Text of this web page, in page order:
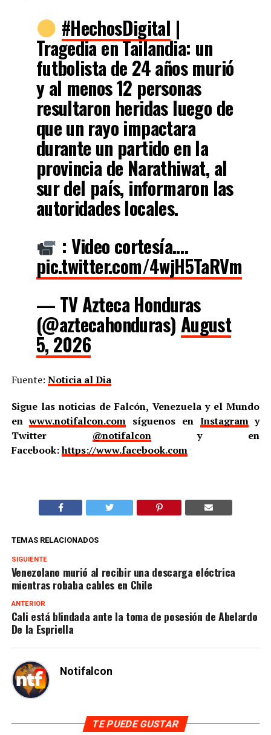
#HechosDigital |
Tragedia en Tailandia: un
futbolista de 24 años murió
y al menos 12 personas
resultaron heridas luego de
que un rayo impactara
durante un partido en la
provincia de Narathiwat, al
sur del país, informaron las
autoridades locales.
: Video cortesía.…
pic.twitter.com/4wjH5TaRVm
— TV Azteca Honduras
(@aztecahonduras) August
5, 2026
Fuente: Noticia al Dia
Sigue las noticias de Falcón, Venezuela y el Mundo
enwww.notifalcon.com síguenos en Instagramy
Twitter @notifalcony en
Facebook:https://www.facebook.com
TEMAS RELACIONADOS
SIGUIENTE
Venezolano murió al recibir una descarga eléctrica
mientras robaba cables en Chile
ANTERIOR
Cali está blindada ante la toma de posesión de Abelardo
De la Espriella
Notifalcon
TE PUEDE GUSTAR